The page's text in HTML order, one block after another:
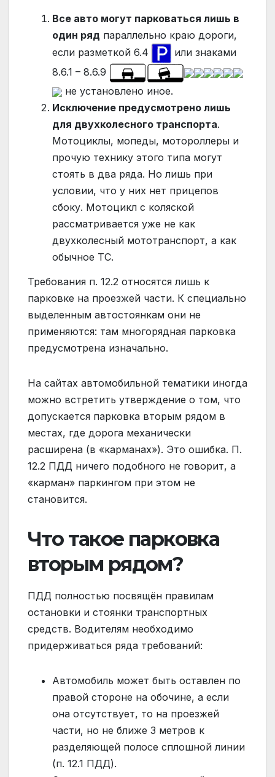
Все авто могут парковаться лишь в
один ряд параллельно краю дороги,
если разметкой 6.4
или знаками
8.6.1 – 8.6.9
не установлено иное.
Исключение предусмотрено лишь
для двухколесного транспорта.
Мотоциклы, мопеды, мотороллеры и
прочую технику этого типа могут
стоять в два ряда. Но лишь при
условии, что у них нет прицепов
сбоку. Мотоцикл с коляской
рассматривается уже не как
двухколесный мототранспорт, а как
обычное ТС.
Требования п. 12.2 относятся лишь к
парковке на проезжей части. К специально
выделенным автостоянкам они не
применяются: там многорядная парковка
предусмотрена изначально.
На сайтах автомобильной тематики иногда
можно встретить утверждение о том, что
допускается парковка вторым рядом в
местах, где дорога механически
расширена (в «карманах»). Это ошибка. П.
12.2 ПДД ничего подобного не говорит, а
«карман» паркингом при этом не
становится.
Что такое парковка
вторым рядом?
ПДД полностью посвящён правилам
остановки и стоянки транспортных
средств. Водителям необходимо
придерживаться ряда требований:
Автомобиль может быть оставлен по
правой стороне на обочине, а если
она отсутствует, то на проезжей
части, но не ближе 3 метров к
разделяющей полосе сплошной линии
(п. 12.1 ПДД).